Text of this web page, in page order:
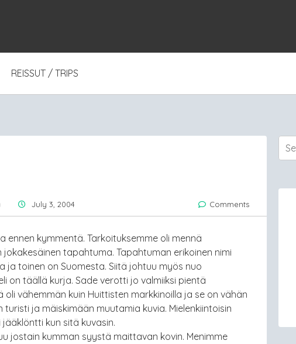
REISSUT / TRIPS
July 3, 2004 Comments
kymmentä. Tarkoituksemme oli mennä
tapahtuma. Tapahtuman erikoinen nimi
toinen on Suomesta. Siitä johtuu myös nuo
on täällä kurja. Sade verotti jo valmiiksi pientä
vähemmän kuin Huittisten markkinoilla ja se on vähän
turisti ja mäiskimään muutamia kuvia. Mielenkiintoisin
kun sitä kuvasin.
jostain kumman syystä maittavan kovin. Menimme